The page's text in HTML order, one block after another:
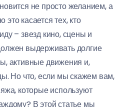
не просто желанием, а
касается тех, кто
– звезд кино, сцены и
выдерживать долгие
активные движения и,
Но что, если мы скажем вам,
которые используют
В этой статье мы